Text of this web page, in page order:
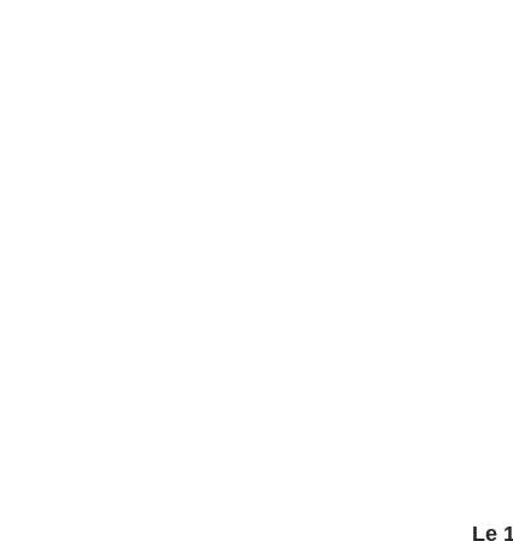
Le